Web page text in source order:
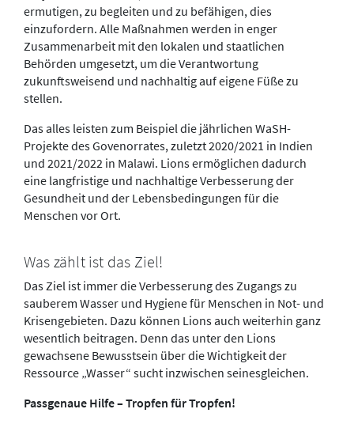
ermutigen, zu begleiten und zu befähigen, dies
einzufordern. Alle Maßnahmen werden in enger
Zusammenarbeit mit den lokalen und staatlichen
Behörden umgesetzt, um die Verantwortung
zukunftsweisend und nachhaltig auf eigene Füße zu
stellen.
Das alles leisten zum Beispiel die jährlichen WaSH-
Projekte des Govenorrates, zuletzt 2020/2021 in Indien
und 2021/2022 in Malawi. Lions ermöglichen dadurch
eine langfristige und nachhaltige Verbesserung der
Gesundheit und der Lebensbedingungen für die
Menschen vor Ort.
Was zählt ist das Ziel!
Das Ziel ist immer die Verbesserung des Zugangs zu
sauberem Wasser und Hygiene für Menschen in Not- und
Krisengebieten. Dazu können Lions auch weiterhin ganz
wesentlich beitragen. Denn das unter den Lions
gewachsene Bewusstsein über die Wichtigkeit der
Ressource „Wasser“ sucht inzwischen seinesgleichen.
Passgenaue Hilfe – Tropfen für Tropfen!